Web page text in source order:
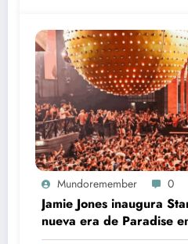
Mundoremember 0
Jamie Jones inaugura
nueva era de Paradise